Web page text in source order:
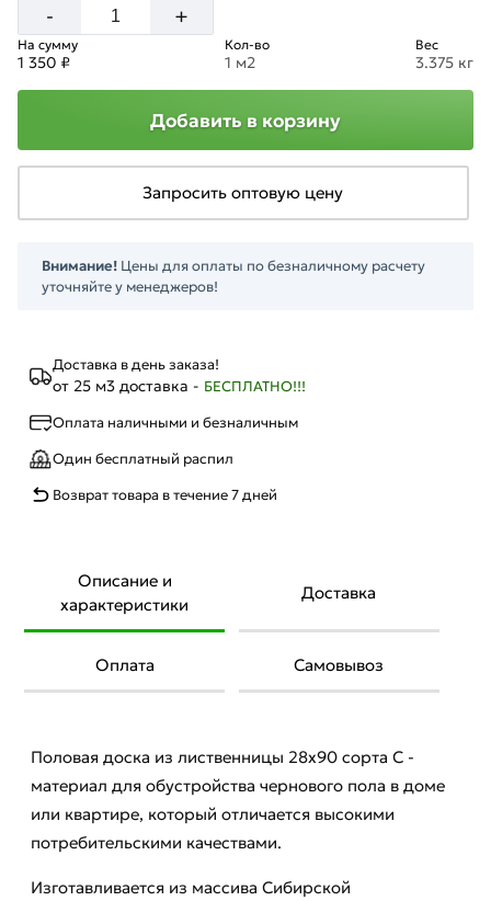
Доставка в день заказа!
от 25 м3 доставка - БЕСПЛАТНО!!!
Оплата наличными и безналичным
Один бесплатный распил
Возврат товара в течение 7 дней
- +
На сумму
1 350 ₽
Кол-во
1 м2
Вес
3.375 кг
Добавить в корзину
Запросить оптовую цену
Внимание! Цены для оплаты по безналичному расчету
уточняйте у менеджеров!
Описание и
характеристики
Доставка
Оплата Самовывоз
Половая доска из лиственницы 28х90 сорта С -
материал для обустройства чернового пола в доме
или квартире, который отличается высокими
потребительскими качествами.
Изготавливается из массива Сибирской